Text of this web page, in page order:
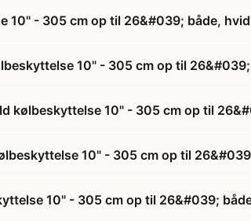
10" - 305 cm op til 26&#039; både,
10" - 305 cm op til
kølbeskyttelse 10" - 305 cm op til
10" - 305 cm op til
10" - 305 cm op til 26&#039;